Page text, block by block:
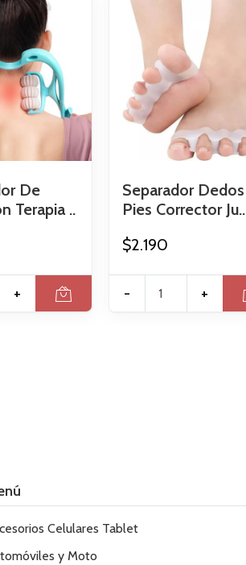
De
Terapia ..
+
Separador Dedos
Pies Corrector Ju..
$2.190
- +
Celulares Tablet
y Moto